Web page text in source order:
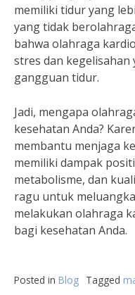
memiliki tidur yang
yang tidak
bahwa olahraga
stres dan kegelisahan
gangguan tidur.
Jadi, mengapa
kesehatan Anda?
membantu menjaga
memiliki dampak
metabolisme, dan
ragu untuk
melakukan olahraga
bagi kesehatan Anda.
Posted in Blog Tagged